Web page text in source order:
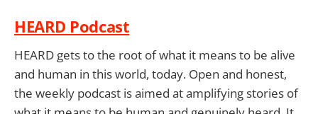
HEARD Podcast
HEARD gets to the root of what it means to be alive
and human in this world, today. Open and honest,
the weekly podcast is aimed at amplifying stories of